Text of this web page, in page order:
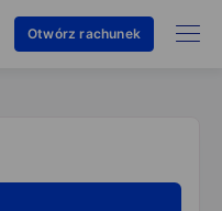
Otwórz rachunek